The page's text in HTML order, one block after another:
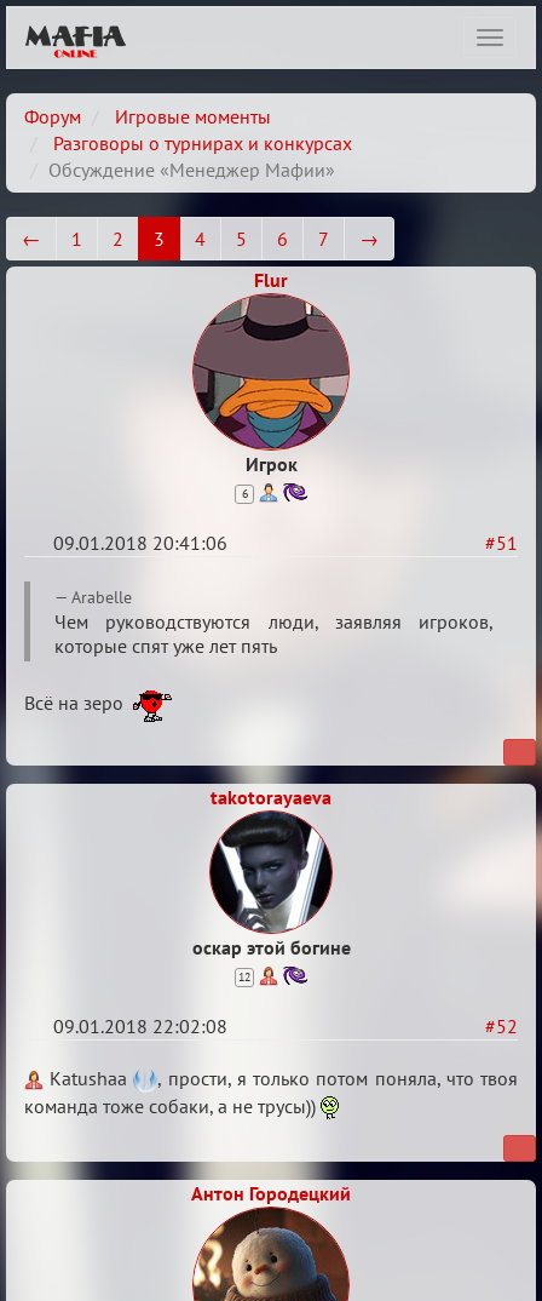
Форум
Игровые моменты
Разговоры о турнирах и конкурсах
Обсуждение «Менеджер Мафии»
← 1 2 3 4 5 6 7
→
Flur
Игрок
6
#51
09.01.2018 20:41:06
Re:
Обсуждение
«Менеджер
Мафии»
Arabelle
Чем руководствуются люди, заявляя игроков,
которые спят уже лет пять
Всё на зеро
takotorayaeva
оскар этой богине
12
#52
09.01.2018 22:02:08
Re:
Обсуждение
Мафии»
Katushaa
, прости, я только потом поняла, что твоя
команда тоже собаки, а не трусы))
Антон Городецкий